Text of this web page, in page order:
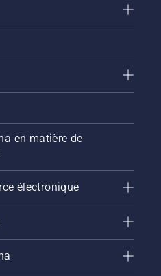
en matière de
électronique